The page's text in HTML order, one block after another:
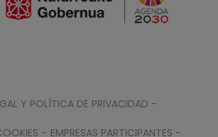
Y POLÍTICA DE PRIVACIDAD -
- EMPRESAS PARTICIPANTES -